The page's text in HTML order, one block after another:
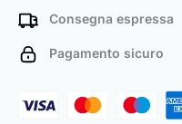
25
quantità
Consegna espressa
Pagamento sicuro